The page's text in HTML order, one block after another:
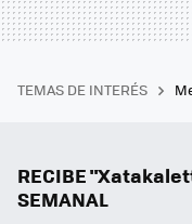
TEMAS DE INTERÉS
RECIBE
SEMANAL